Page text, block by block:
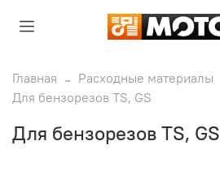
Главная
Расходные материалы
Для бензорезов TS, GS
Для бензорезов TS, GS